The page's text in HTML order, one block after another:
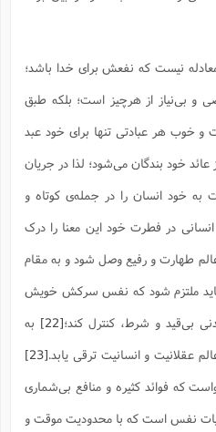
نیست که نفعش برای خدا باشد؛
و بی‌نیاز از هرچیز است؛ بلکه طبق
و خوب هر عبادتی تنها برای خود عبد
خود بندگان می‌شود؛ لذا در جریان
به خود انسان را در جمله‌ی کوتاه و
در فطرت خود این معنا را درک
طهارت و رفیع وصل شود و به مقام
باید ملتزم شود که نفس سرکش خویش
بی‌قید و شرط، کنترل کند؛[22]
به
عقلانیت و انسانیت ترقی یابد.[23]
که فوائد کثیره و منافع بی‌شماری
نفس است که با محدودیت موقت و